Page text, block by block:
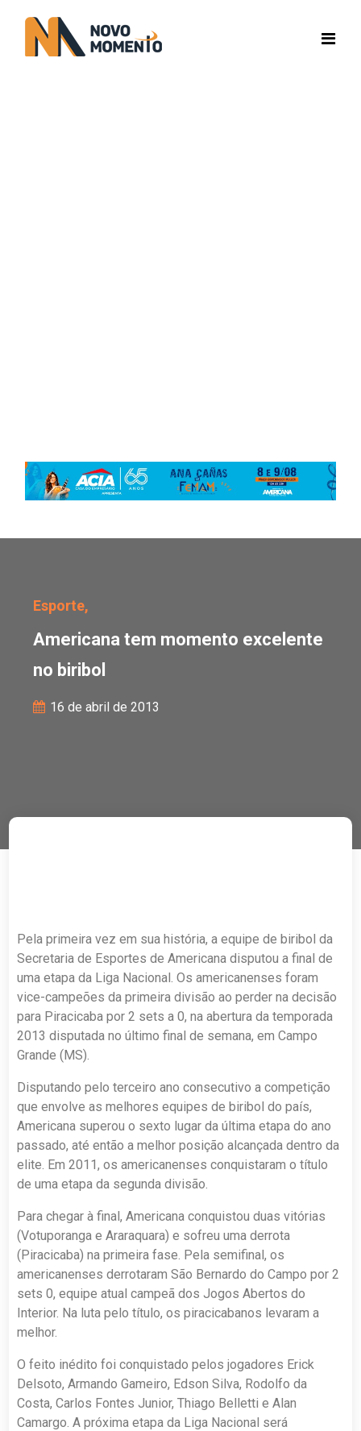
Esporte,
Americana tem momento excelente
no biribol
16 de abril de 2013
Pela primeira vez em sua história, a equipe de biribol da
Secretaria de Esportes de Americana disputou a final de
uma etapa da Liga Nacional. Os americanenses foram
vice-campeões da primeira divisão ao perder na decisão
para Piracicaba por 2 sets a 0, na abertura da temporada
2013 disputada no último final de semana, em Campo
Grande (MS).
Disputando pelo terceiro ano consecutivo a competição
que envolve as melhores equipes de biribol do país,
Americana superou o sexto lugar da última etapa do ano
passado, até então a melhor posição alcançada dentro da
elite. Em 2011, os americanenses conquistaram o título
de uma etapa da segunda divisão.
Para chegar à final, Americana conquistou duas vitórias
(Votuporanga e Araraquara) e sofreu uma derrota
(Piracicaba) na primeira fase. Pela semifinal, os
americanenses derrotaram São Bernardo do Campo por 2
sets 0, equipe atual campeã dos Jogos Abertos do
Interior. Na luta pelo título, os piracicabanos levaram a
melhor.
O feito inédito foi conquistado pelos jogadores Erick
Delsoto, Armando Gameiro, Edson Silva, Rodolfo da
Costa, Carlos Fontes Junior, Thiago Belletti e Alan
Camargo. A próxima etapa da Liga Nacional será